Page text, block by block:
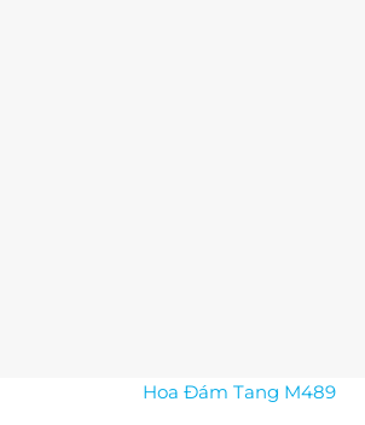
Hoa Đám Tang M489